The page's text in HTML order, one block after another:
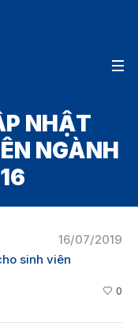
NHẬT
NGÀNH
16/07/2019
sinh viên
0